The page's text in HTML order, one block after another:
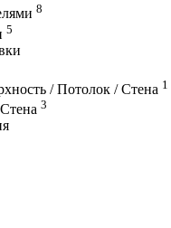
8
5
/ Потолок / Стена 1
3